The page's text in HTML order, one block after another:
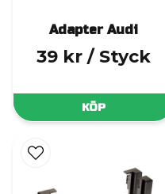
Adapter Audi
39 kr / Styck
KÖP